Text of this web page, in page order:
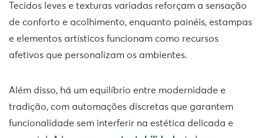
Tecidos leves e texturas variadas reforçam a sensação
de conforto e acolhimento, enquanto painéis, estampas
e elementos artísticos funcionam como recursos
afetivos que personalizam os ambientes.
Além disso, há um equilíbrio entre modernidade e
tradição, com automações discretas que garantem
funcionalidade sem interferir na estética delicada e